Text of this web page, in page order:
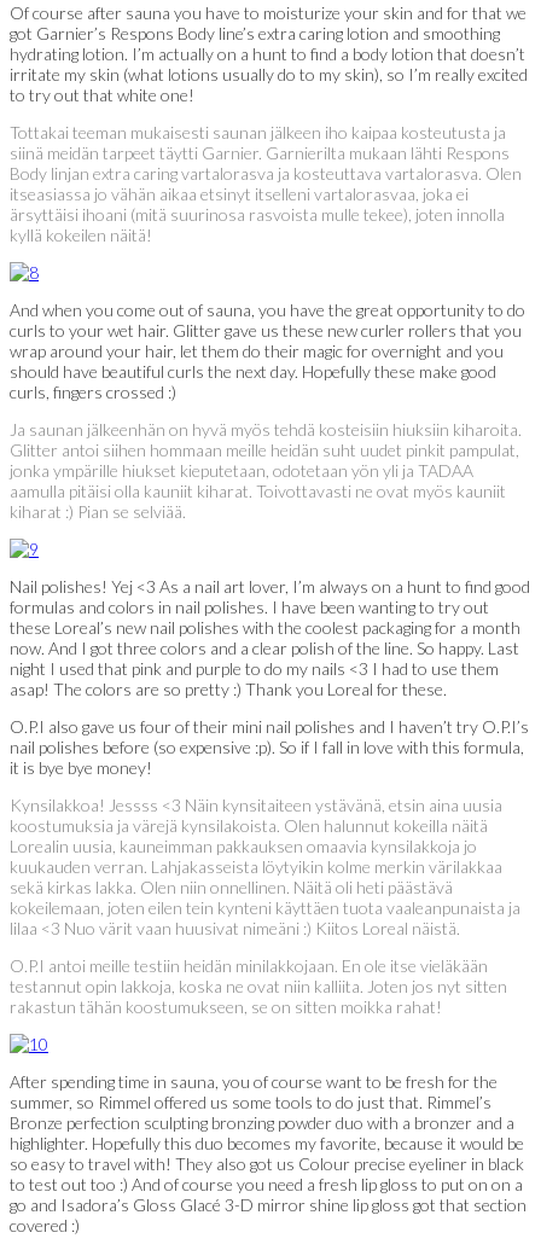
Of course after sauna you have to moisturize your skin and for that we
got Garnier’s Respons Body line’s extra caring lotion and smoothing
hydrating lotion. I’m actually on a hunt to find a body lotion that doesn’t
irritate my skin (what lotions usually do to my skin), so I’m really excited
to try out that white one!
Tottakai teeman mukaisesti saunan jälkeen iho kaipaa kosteutusta ja
siinä meidän tarpeet täytti Garnier. Garnierilta mukaan lähti Respons
Body linjan extra caring vartalorasva ja kosteuttava vartalorasva. Olen
itseasiassa jo vähän aikaa etsinyt itselleni vartalorasvaa, joka ei
ärsyttäisi ihoani (mitä suurinosa rasvoista mulle tekee), joten innolla
kyllä kokeilen näitä!
And when you come out of sauna, you have the great opportunity to do
curls to your wet hair. Glitter gave us these new curler rollers that you
wrap around your hair, let them do their magic for overnight and you
should have beautiful curls the next day. Hopefully these make good
curls, fingers crossed :)
Ja saunan jälkeenhän on hyvä myös tehdä kosteisiin hiuksiin kiharoita.
Glitter antoi siihen hommaan meille heidän suht uudet pinkit pampulat,
jonka ympärille hiukset kieputetaan, odotetaan yön yli ja TADAA
aamulla pitäisi olla kauniit kiharat. Toivottavasti ne ovat myös kauniit
kiharat :) Pian se selviää.
Nail polishes! Yej <3 As a nail art lover, I’m always on a hunt to find good
formulas and colors in nail polishes. I have been wanting to try out
these Loreal’s new nail polishes with the coolest packaging for a month
now. And I got three colors and a clear polish of the line. So happy. Last
night I used that pink and purple to do my nails <3 I had to use them
asap! The colors are so pretty :) Thank you Loreal for these.
O.P.I also gave us four of their mini nail polishes and I haven’t try O.P.I’s
nail polishes before (so expensive :p). So if I fall in love with this formula,
it is bye bye money!
Kynsilakkoa! Jessss <3 Näin kynsitaiteen ystävänä, etsin aina uusia
koostumuksia ja värejä kynsilakoista. Olen halunnut kokeilla näitä
Lorealin uusia, kauneimman pakkauksen omaavia kynsilakkoja jo
kuukauden verran. Lahjakasseista löytyikin kolme merkin värilakkaa
sekä kirkas lakka. Olen niin onnellinen. Näitä oli heti päästävä
kokeilemaan, joten eilen tein kynteni käyttäen tuota vaaleanpunaista ja
lilaa <3 Nuo värit vaan huusivat nimeäni :) Kiitos Loreal näistä.
O.P.I antoi meille testiin heidän minilakkojaan. En ole itse vieläkään
testannut opin lakkoja, koska ne ovat niin kalliita. Joten jos nyt sitten
rakastun tähän koostumukseen, se on sitten moikka rahat!
After spending time in sauna, you of course want to be fresh for the
summer, so Rimmel offered us some tools to do just that. Rimmel’s
Bronze perfection sculpting bronzing powder duo with a bronzer and a
highlighter. Hopefully this duo becomes my favorite, because it would be
so easy to travel with! They also got us Colour precise eyeliner in black
to test out too :) And of course you need a fresh lip gloss to put on on a
go and Isadora’s Gloss Glacé 3-D mirror shine lip gloss got that section
covered :)